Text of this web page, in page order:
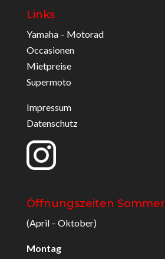
Links
Yamaha – Motorad
Occasionen
Mietpreise
Supermoto
Impressum
Datenschutz
Öffnungszeiten Sommer
(April – Oktober)
Montag